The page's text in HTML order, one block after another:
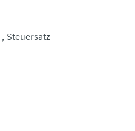
Steuersatz